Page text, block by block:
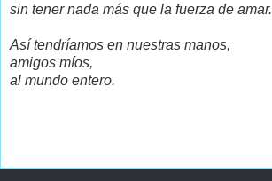
sin tener nada más que la fuerza de amar.
Así tendríamos en nuestras manos,
amigos míos,
al mundo entero.